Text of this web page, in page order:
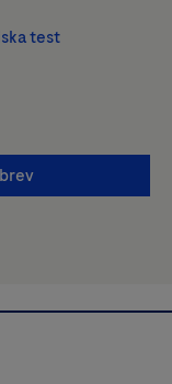
test